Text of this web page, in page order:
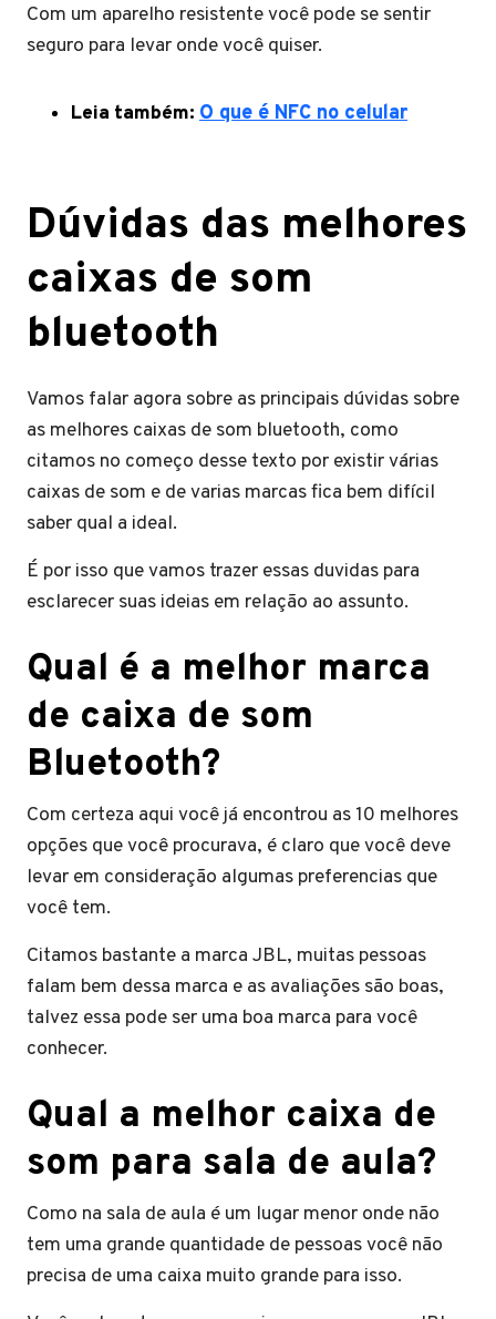
Com um aparelho resistente você pode se sentir
seguro para levar onde você quiser.
Leia também: O que é NFC no celular
Dúvidas das melhores
caixas de som
bluetooth
Vamos falar agora sobre as principais dúvidas sobre
as melhores caixas de som bluetooth, como
citamos no começo desse texto por existir várias
caixas de som e de varias marcas fica bem difícil
saber qual a ideal.
É por isso que vamos trazer essas duvidas para
esclarecer suas ideias em relação ao assunto.
Qual é a melhor marca
de caixa de som
Bluetooth?
Com certeza aqui você já encontrou as 10 melhores
opções que você procurava, é claro que você deve
levar em consideração algumas preferencias que
você tem.
Citamos bastante a marca JBL, muitas pessoas
falam bem dessa marca e as avaliações são boas,
talvez essa pode ser uma boa marca para você
conhecer.
Qual a melhor caixa de
som para sala de aula?
Como na sala de aula é um lugar menor onde não
tem uma grande quantidade de pessoas você não
precisa de uma caixa muito grande para isso.